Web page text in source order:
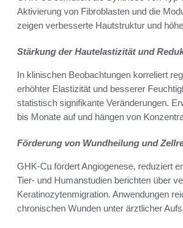
Aktivierung von Fibroblasten und die
zeigen verbesserte Hautstruktur und
Stärkung der Hautelastizität und
In klinischen Beobachtungen korreliert
erhöhter Elastizität und besserer
statistisch signifikante Veränderungen.
bis Monate auf und hängen von
Förderung von Wundheilung und
GHK-Cu fördert Angiogenese, reduziert
Tier- und Humanstudien berichten über
Keratinozytenmigration. Anwendungen
chronischen Wunden unter ärztlicher